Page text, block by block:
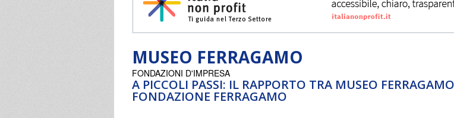
MUSEO FERRAGAMO
A PICCOLI PASSI: IL RAPPORTO TRA MUSEO
FONDAZIONE FERRAGAMO
FONDAZIONI D'IMPRESA